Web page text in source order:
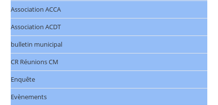
Association ACCA
Association ACDT
bulletin municipal
CR Réunions CM
Enquête
Evènements